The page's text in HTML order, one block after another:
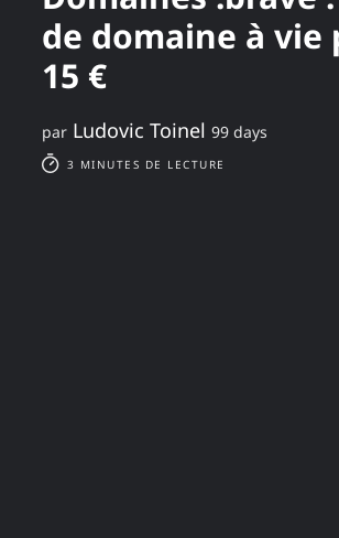
de domaine à vie
15 €
par Ludovic Toinel 99 days
3 MINUTES DE LECTURE